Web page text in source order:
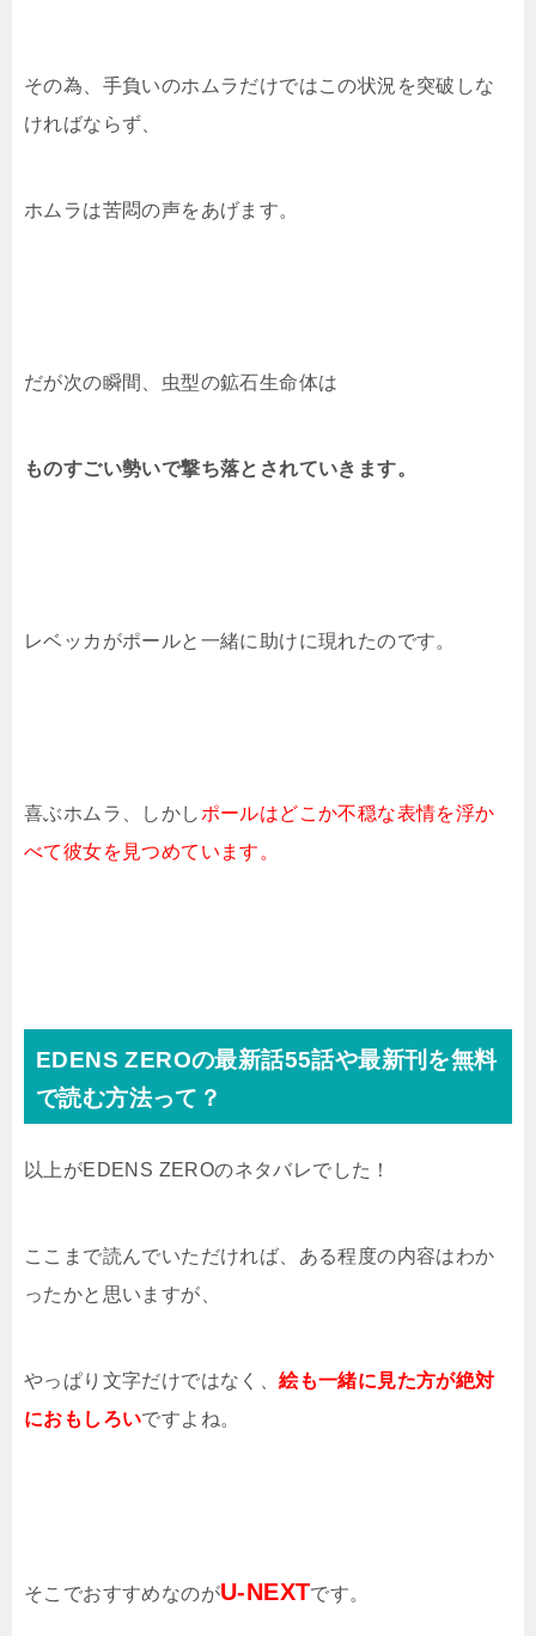
その為、手負いのホムラだけではこの状況を突破しな
ければならず、
ホムラは苦悶の声をあげます。
だが次の瞬間、虫型の鉱石生命体は
ものすごい勢いで撃ち落とされていきます。
レベッカがポールと一緒に助けに現れたのです。
喜ぶホムラ、しかし ポールはどこか不穏な表情を浮か
べて彼女を見つめています。
EDENS ZEROの最新話55話や最新刊を無料
で読む方法って？
以上がEDENS ZEROのネタバレでした！
ここまで読んでいただければ、ある程度の内容はわか
ったかと思いますが、
やっぱり文字だけではなく、絵も一緒に見た方が絶対
におもしろいですよね。
そこでおすすめなのがU-NEXTです。